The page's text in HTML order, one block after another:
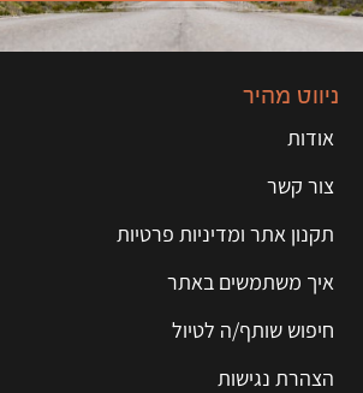
ניווט מהיר
אודות
צור קשר
תקנון אתר ומדיניות פרטיות
איך משתמשים באתר
חיפוש שותף/ה לטיול
הצהרת נגישות